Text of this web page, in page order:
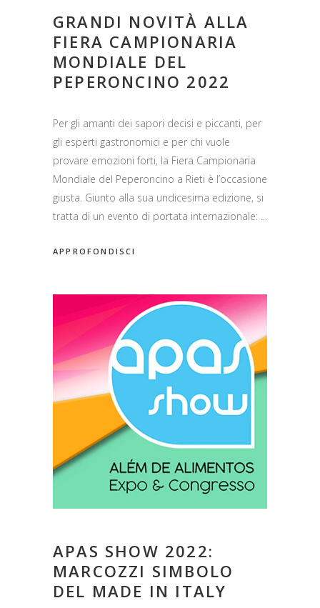
GRANDI NOVITÀ ALLA
FIERA CAMPIONARIA
MONDIALE DEL
PEPERONCINO 2022
Per gli amanti dei sapori decisi e piccanti, per
gli esperti gastronomici e per chi vuole
provare emozioni forti, la Fiera Campionaria
Mondiale del Peperoncino a Rieti è l’occasione
giusta. Giunto alla sua undicesima edizione, si
tratta di un evento di portata internazionale:
APPROFONDISCI
APAS SHOW 2022:
MARCOZZI SIMBOLO
DEL MADE IN ITALY